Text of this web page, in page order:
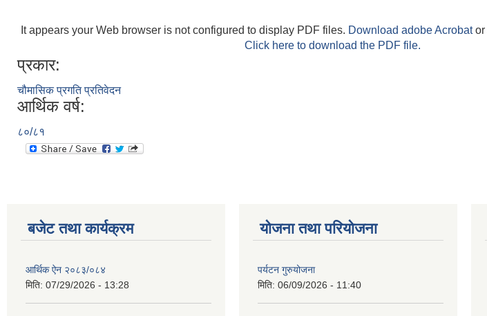
It appears your Web browser is not configured to display PDF files. Download adobe Acrobator
Click here to download the PDF file.
प्रकार:
चौमासिक प्रगति प्रतिवेदन
आर्थिक वर्ष:
८०/८१
बजेट तथा कार्यक्रम
आर्थिक ऐन २०८३/०८४
मिति: 07/29/2026 - 13:28
योजना तथा परियोजना
पर्यटन गुरुयोजना
मिति: 06/09/2026 - 11:40